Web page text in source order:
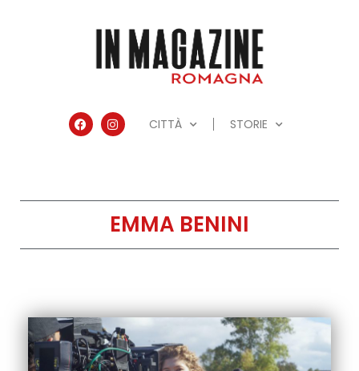
CITTÀ STORIE
EMMA BENINI